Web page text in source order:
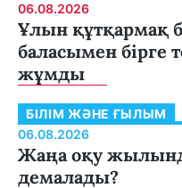
06.08.2026
Ұлын құтқармақ
баласымен бірге
жұмды
БІЛІМ ЖӘНЕ ҒЫЛЫМ
06.08.2026
Жаңа оқу
демалады?